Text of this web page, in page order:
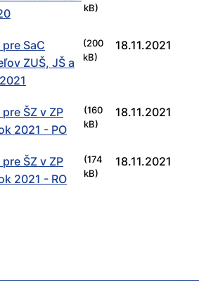
kB)
SaC
ZUŠ, JŠ a
(200
kB)
18.11.2021
ŠZ v ZP
2021 - PO
(160
kB)
18.11.2021
ŠZ v ZP
2021 - RO
(174
kB)
18.11.2021